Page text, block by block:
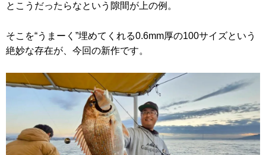
とこうだったらなという隙間が上の例。
そこを“うまーく”埋めてくれる0.6mm厚の100サイズという
絶妙な存在が、今回の新作です。